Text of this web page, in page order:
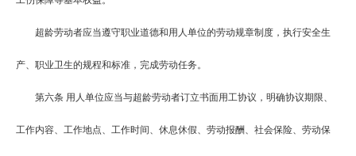
超龄劳动者应当遵守职业道德和用人单位的劳动规章制度，执行安全生
产、职业卫生的规程和标准，完成劳动任务。
第六条 用人单位应当与超龄劳动者订立书面用工协议，明确协议期限、
工作内容、工作地点、工作时间、休息休假、劳动报酬、社会保险、劳动保